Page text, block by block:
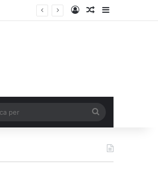
AccediUn articolo a
per